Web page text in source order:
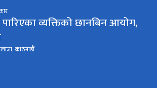
पारिएका व्यक्तिको छानबिन आयोग,
काठमाडौं